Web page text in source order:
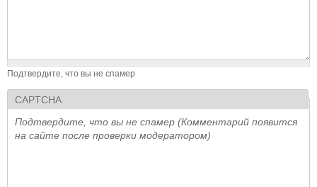
Подтвердите, что вы не спамер
CAPTCHA
Подтвердите, что вы не спамер (Комментарий появится
на сайте после проверки модератором)